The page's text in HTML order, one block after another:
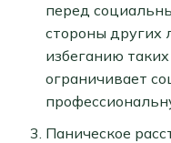
перед
стороны других
избеганию
ограничивает
Паническое